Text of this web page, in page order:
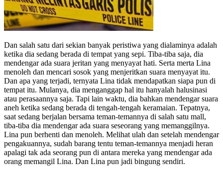
Dan salah satu dari sekian banyak peristiwa yang dialaminya adalah
ketika dia sedang berada di tempat yang sepi. Tiba-tiba saja, dia
mendengar ada suara jeritan yang menyayat hati. Serta merta Lina
menoleh dan mencari sosok yang menjeritkan suara menyayat itu.
Dan apa yang terjadi, ternyata Lina tidak mendapatkan siapa pun di
tempat itu. Mulanya, dia menganggap hal itu hanyalah halusinasi
atau perasaannya saja. Tapi lain waktu, dia bahkan mendengar suara
aneh ketika sedang berada di tengah-tengah keramaian. Tepatnya,
saat sedang berjalan bersama teman-temannya di salah satu mall,
tiba-tiba dia mendengar ada suara seseorang yang memanggilnya.
Lina pun berhenti dan menoleh. Melihat ulah dan setelah mendengar
pengakuannya, sudah barang tentu teman-temannya menjadi heran
apalagi tak ada seorang pun di antara mereka yang mendengar ada
orang memangil Lina. Dan Lina pun jadi bingung sendiri.